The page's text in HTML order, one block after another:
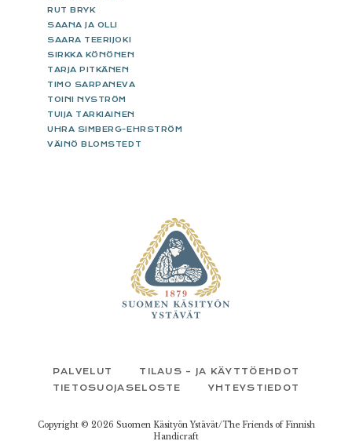
RUT BRYK
SAANA JA OLLI
SAARA TEERIJOKI
SIRKKA KÖNÖNEN
TARJA PITKÄNEN
TIMO SARPANEVA
TOINI NYSTRÖM
TUIJA TARKIAINEN
UHRA SIMBERG-EHRSTRÖM
VÄINÖ BLOMSTEDT
PALVELUT
TILAUS – JA KÄYTTÖEHDOT
TIETOSUOJASELOSTE
YHTEYSTIEDOT
Copyright © 2026 Suomen Käsityön Ystävät/The Friends of Finnish
Handicraft